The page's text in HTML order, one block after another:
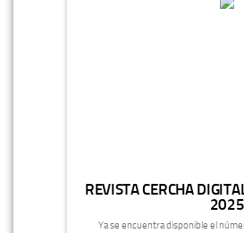
REVISTA CERCHA
2025
Ya se encuentra disponible el